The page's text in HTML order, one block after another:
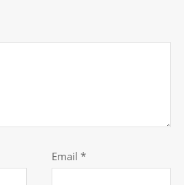
Email *